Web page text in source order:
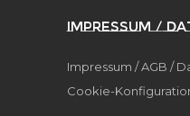
Impressum /
Impressum / AGB /
Cookie-